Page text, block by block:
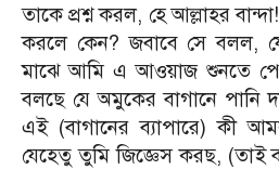
তাকে প্রশ্ন করল, হে আল্লাহর
করলে কেন? জবাবে সে বলল,
মাঝে আমি এ আওয়াজ শুনতে
বলছে যে অমুকের বাগানে
এই (বাগানের ব্যাপারে) কী
যেহেতু তুমি জিজ্ঞেস করছ, (তাই